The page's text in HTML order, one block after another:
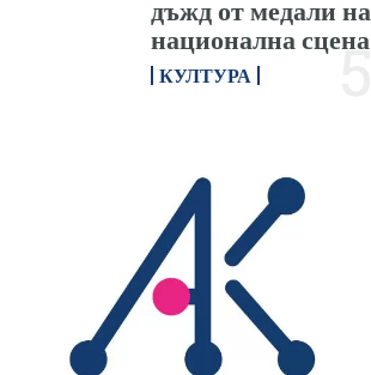
дъжд от медали на
национална сцена
КУЛТУРА